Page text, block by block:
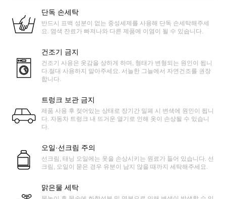
단독 손세탁
반드시 표백 성분이 없는 중성세제를 사용해 단독 손세탁해주세
요. 염색 잔료가 빠져나와 다른 제품에 이염이 될 수 있습니다.
건조기 금지
건조기 사용은 옷감을 상하게 하며, 형태가 변형되는 원인이 됩니
다.절대 사용하지 말아주세요. 서늘한 그늘에서 자연건조를 권장
합니다.
트렁크 보관 금지
제품 사용 후 젖어있는 상태로 장기간 밀폐 시 변색에 원인이 됩니
다. 자동차 트렁크 내 뜨거운 열기로 인해 옷이 손상될 수 있습니
다.
오일·선크림 주의
선크림, 태닝 오일에는 옷을 손상시키는 원료가 들어 있습니다. 선
크림, 오일이 묻은 경우 유분이 남지 않을 때까지 세탁해주세요.
맑은물 세탁